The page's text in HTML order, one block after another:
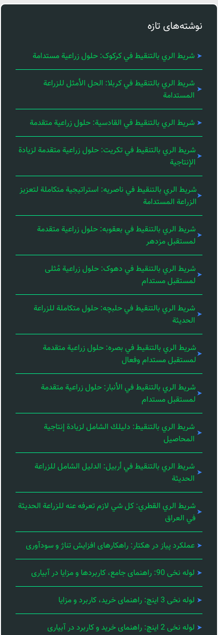
نوشته‌های تازه
شريط الري بالتنقيط في کرکوک: حلول زراعية مستدامة
شريط الري بالتنقيط في كربلا: الحل الأمثل للزراعة
المستدامة
شريط الري بالتنقيط في القادسية: حلول زراعية متقدمة
شريط الري بالتنقيط في تكريت: حلول زراعية متقدمة لزيادة
الإنتاجية
شريط الري بالتنقيط في ناصریه: استراتيجية متكاملة لتعزيز
الزراعة المستدامة
شريط الري بالتنقيط في بعقوبه: حلول زراعية متقدمة
لمستقبل مزدهر
شريط الري بالتنقيط في دهوک: حلول زراعية مُثلى
لمستقبل مستدام
شريط الري بالتنقيط في حلبچه: حلول متكاملة للزراعة
الحديثة
شريط الري بالتنقيط في بصره: حلول زراعية متقدمة
لمستقبل مستدام وفعال
شريط الري بالتنقيط في الأنبار: حلول زراعية متقدمة
لمستقبل مستدام
شريط الري بالتنقيط: دليلك الشامل لزيادة إنتاجية
المحاصيل
شريط الري بالتنقيط في أربيل: الدليل الشامل للزراعة
الحديثة
شريط الري القطري: كل شي لازم تعرفه عنه للزراعة الحديثة
في العراق
عملکرد پیاز در هکتار: راهکارهای افزایش تناژ و سودآوری
لوله نخی 90: راهنمای جامع، کاربردها و مزایا در آبیاری
لوله نخی 3 اینچ: راهنمای خرید، کاربرد و مزایا
لوله نخی 2 اینچ: راهنمای خرید و کاربرد در آبیاری